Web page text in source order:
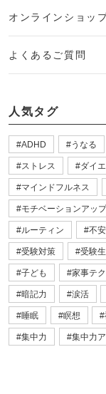
オンラインショッ
よくあるご質問
人気タグ
ADHD うなる
ストレス ダイ
マインドフルネス
モチベーションアップ
ルーティン 不安
受験対策 受験生
子ども 家事テク
暗記力 涙活
睡眠 瞑想
集中力 集中力